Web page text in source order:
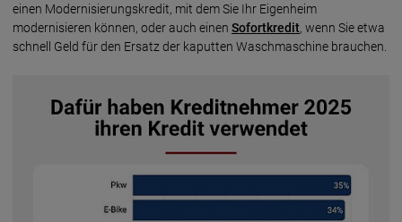
einen Modernisierungskredit, mit dem Sie Ihr Eigenheim
modernisieren können, oder auch einen Sofortkredit, wenn Sie etwa
schnell Geld für den Ersatz der kaputten Waschmaschine brauchen.